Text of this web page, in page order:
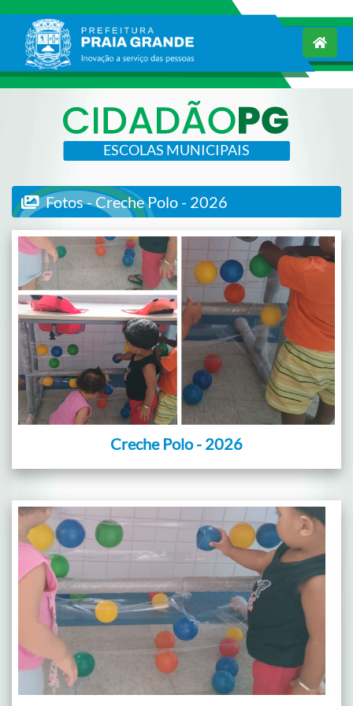
ESCOLAS MUNICIPAIS
Fotos - Creche Polo - 2026
Creche Polo - 2026